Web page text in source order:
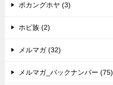
ポカングホヤ (3)
ホピ族 (2)
メルマガ (32)
メルマガ_バックナンバー (75)